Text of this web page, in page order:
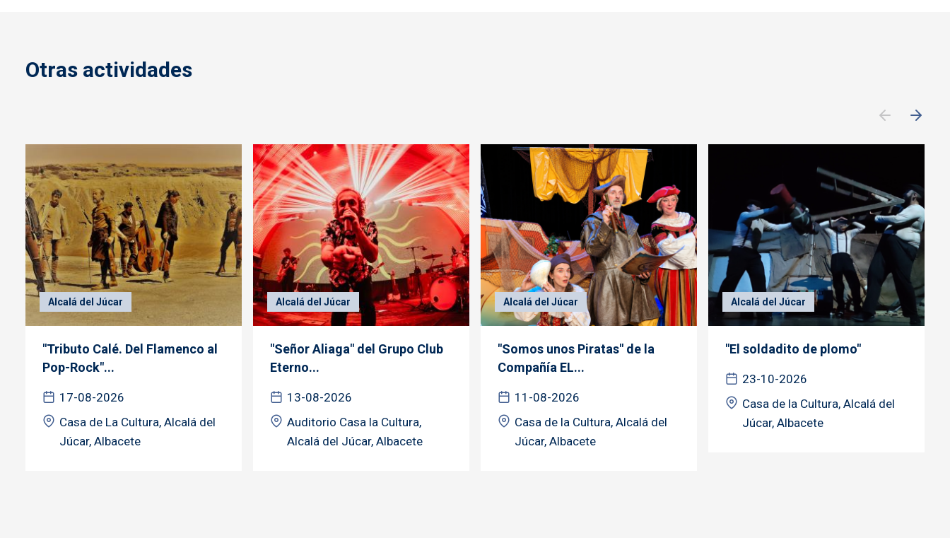
Otras actividades
Alcalá del Júcar
"Tributo Calé. Del Flamenco al
Pop-Rock"...
17-08-2026
Casa de La Cultura, Alcalá del
Júcar, Albacete
Alcalá del Júcar
"Señor Aliaga" del Grupo Club
Eterno...
13-08-2026
Auditorio Casa la Cultura,
Alcalá del Júcar, Albacete
Alcalá del Júcar
"Somos unos Piratas" de la
Compañía EL...
11-08-2026
Casa de la Cultura, Alcalá del
Júcar, Albacete
Alcalá del Júcar
"El soldadito de plomo"
23-10-2026
Casa de la Cultura, Alcalá del
Júcar, Albacete